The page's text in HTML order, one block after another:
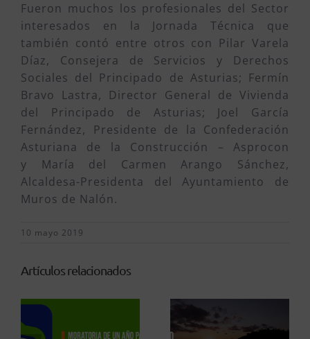
Fueron muchos los profesionales del Sector
interesados en la Jornada Técnica que
también contó entre otros con Pilar Varela
Díaz, Consejera de Servicios y Derechos
Sociales del Principado de Asturias; Fermín
Bravo Lastra, Director General de Vivienda
del Principado de Asturias; Joel García
Fernández, Presidente de la Confederación
Asturiana de la Construcción – Asprocon
y María del Carmen Arango Sánchez,
Alcaldesa-Presidenta del Ayuntamiento de
Muros de Nalón.
10 mayo 2019
Artículos relacionados